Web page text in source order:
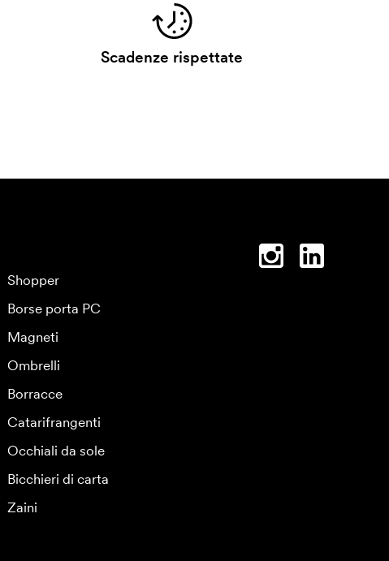
Scadenze rispettate
Shopper
Borse porta PC
Magneti
Ombrelli
Borracce
Catarifrangenti
Occhiali da sole
Bicchieri di carta
Zaini